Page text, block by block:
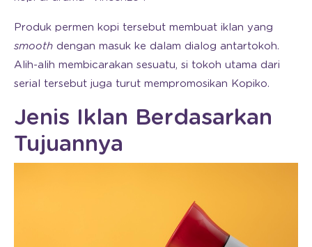
Produk permen kopi tersebut membuat iklan yang
smooth dengan masuk ke dalam dialog antartokoh.
Alih-alih membicarakan sesuatu, si tokoh utama dari
serial tersebut juga turut mempromosikan Kopiko.
Jenis Iklan Berdasarkan
Tujuannya